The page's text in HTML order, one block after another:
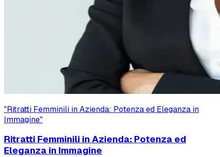
"Ritratti Femminili in Azienda: Potenza ed Eleganza in
Immagine"
Ritratti Femminili in Azienda: Potenza ed
Eleganza in Immagine